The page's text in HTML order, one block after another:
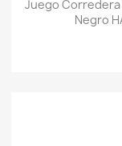
Juego Corredera
Negro